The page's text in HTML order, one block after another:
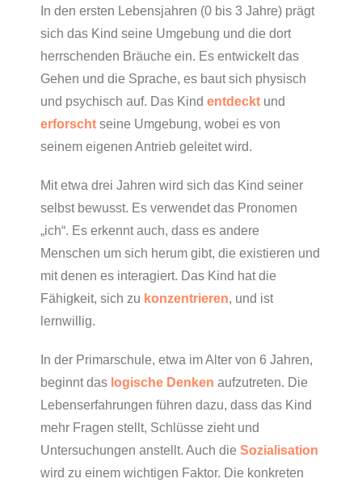
In den ersten Lebensjahren (0 bis 3 Jahre) prägt
sich das Kind seine Umgebung und die dort
herrschenden Bräuche ein. Es entwickelt das
Gehen und die Sprache, es baut sich physisch
und psychisch auf. Das Kind entdeckt und
erforscht seine Umgebung, wobei es von
seinem eigenen Antrieb geleitet wird.
Mit etwa drei Jahren wird sich das Kind seiner
selbst bewusst. Es verwendet das Pronomen
„ich“. Es erkennt auch, dass es andere
Menschen um sich herum gibt, die existieren und
mit denen es interagiert. Das Kind hat die
Fähigkeit, sich zu konzentrieren, und ist
lernwillig.
In der Primarschule, etwa im Alter von 6 Jahren,
beginnt das logische Denken aufzutreten. Die
Lebenserfahrungen führen dazu, dass das Kind
mehr Fragen stellt, Schlüsse zieht und
Untersuchungen anstellt. Auch die Sozialisation
wird zu einem wichtigen Faktor. Die konkreten